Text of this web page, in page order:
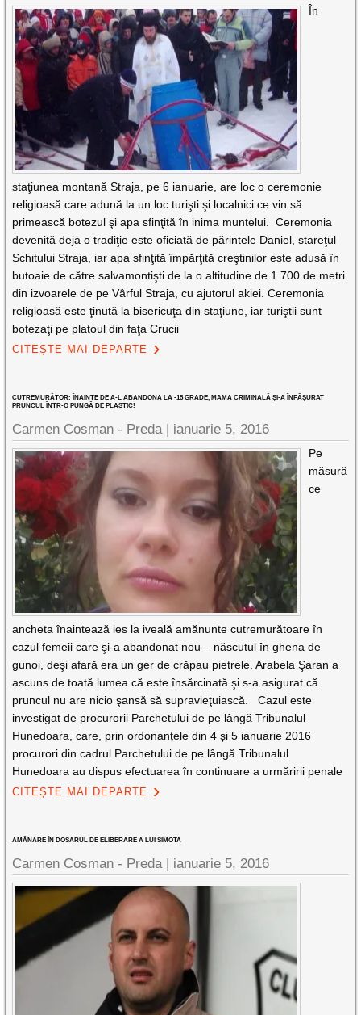
În
staţiunea montană Straja, pe 6 ianuarie, are loc o ceremonie
religioasă care adună la un loc turişti şi localnici ce vin să
primească botezul şi apa sfinţită în inima muntelui. Ceremonia
devenită deja o tradiţie este oficiată de părintele Daniel, stareţul
Schitului Straja, iar apa sfinţită împărţită creştinilor este adusă în
butoaie de către salvamontişti de la o altitudine de 1.700 de metri
din izvoarele de pe Vârful Straja, cu ajutorul akiei. Ceremonia
religioasă este ţinută la bisericuţa din staţiune, iar turiştii sunt
botezaţi pe platoul din faţa Crucii
CITEȘTE MAI DEPARTE
CUTREMURĂTOR: ÎNAINTE DE A-L ABANDONA LA -15 GRADE, MAMA CRIMINALĂ ŞI-A ÎNFĂŞURAT
PRUNCUL ÎNTR-O PUNGĂ DE PLASTIC!
Carmen Cosman - Preda | ianuarie 5, 2016
Pe
măsură
ce
ancheta înaintează ies la iveală amănunte cutremurătoare în
cazul femeii care şi-a abandonat nou – născutul în ghena de
gunoi, deşi afară era un ger de crăpau pietrele. Arabela Şaran a
ascuns de toată lumea că este însărcinată şi s-a asigurat că
pruncul nu are nicio şansă să supravieţuiască. Cazul este
investigat de procurorii Parchetului de pe lângă Tribunalul
Hunedoara, care, prin ordonanțele din 4 și 5 ianuarie 2016
procurori din cadrul Parchetului de pe lângă Tribunalul
Hunedoara au dispus efectuarea în continuare a urmăririi penale
CITEȘTE MAI DEPARTE
AMÂNARE ÎN DOSARUL DE ELIBERARE A LUI SIMOTA
Carmen Cosman - Preda | ianuarie 5, 2016